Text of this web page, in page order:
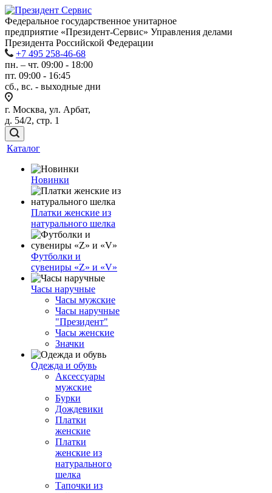
Федеральное государственное унитарное
предприятие «Президент-Сервис» Управления делами
Президента Российской Федерации
+7 495 258-46-68
пн. – чт. 09:00 - 18:00
пт. 09:00 - 16:45
сб., вс. - выходные дни
г. Москва, ул. Арбат,
д. 54/2, стр. 1
Каталог
Новинки
Платки женские из
натурального шелка
Футболки и
сувениры «Z» и «V»
Часы наручные
Часы мужские
Часы наручные
"Президент"
Часы женские
Значки
Одежда и обувь
Аксессуары
мужские
Бурки
Дождевики
Платки
женские
Платки
женские из
натурального
шелка
Тапочки из